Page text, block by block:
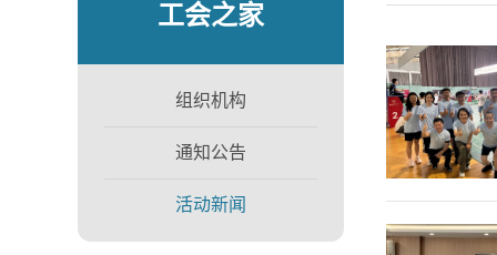
工会之家
组织机构
通知公告
活动新闻